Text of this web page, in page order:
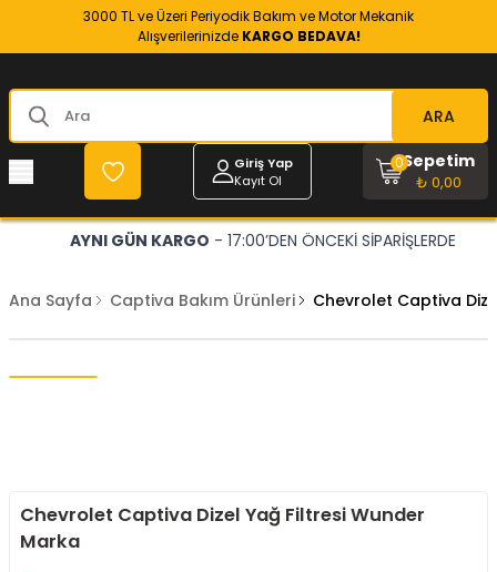
3000 TL ve Üzeri Periyodik Bakım ve Motor Mekanik
Alışverilerinizde KARGO BEDAVA!
ARA
Giriş Yap
Kayıt Ol
Sepetim
₺ 0,00
0
AYNI GÜN KARGO - 17:00’DEN ÖNCEKİ SİPARİŞLERDE
Ana Sayfa Captiva Bakım Ürünleri Chevrolet Captiva
Chevrolet Captiva Dizel Yağ Filtresi Wunder
Marka